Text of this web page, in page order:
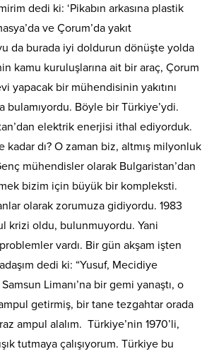
dedi ki: ‘Pikabın arkasına plastik
ve Çorum’da yakıt
da burada iyi doldurun dönüşte yolda
kamu kuruluşlarına ait bir araç, Çorum
yapacak bir mühendisinin yakıtını
bulamıyordu. Böyle bir Türkiye’ydi.
elektrik enerjisi ithal ediyorduk.
kadar dı? O zaman biz, altmış milyonluk
mühendisler olarak Bulgaristan’dan
bizim için büyük bir kompleksti.
olarak zorumuza gidiyordu. 1983
krizi oldu, bulunmuyordu. Yani
vardı. Bir gün akşam işten
dedi ki: “Yusuf, Mecidiye
Limanı’na bir gemi yanaştı, o
getirmiş, bir tane tezgahtar orada
ampul alalım. Türkiye’nin 1970’li,
tutmaya çalışıyorum. Türkiye bu